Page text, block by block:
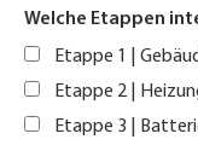
Welche Etappen
Etappe 1 |
Etappe 2 |
Etappe 3 |